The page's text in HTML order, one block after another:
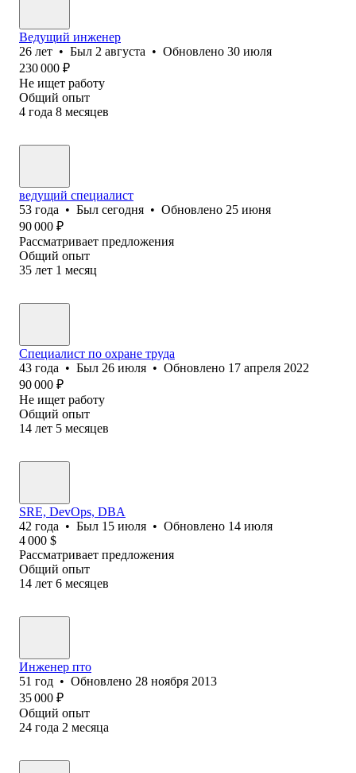
Ведущий инженер
26 лет • Был 2 августа • Обновлено 30 июля
230 000 ₽
Не ищет работу
Общий опыт
4 года 8 месяцев
ведущий специалист
53 года • Был сегодня • Обновлено 25 июня
90 000 ₽
Рассматривает предложения
Общий опыт
35 лет 1 месяц
Специалист по охране труда
43 года • Был 26 июля • Обновлено 17 апреля 2022
90 000 ₽
Не ищет работу
Общий опыт
14 лет 5 месяцев
SRE, DevOps, DBA
42 года • Был 15 июля • Обновлено 14 июля
4 000 $
Рассматривает предложения
Общий опыт
14 лет 6 месяцев
Инженер пто
51 год • Обновлено 28 ноября 2013
35 000 ₽
Общий опыт
24 года 2 месяца